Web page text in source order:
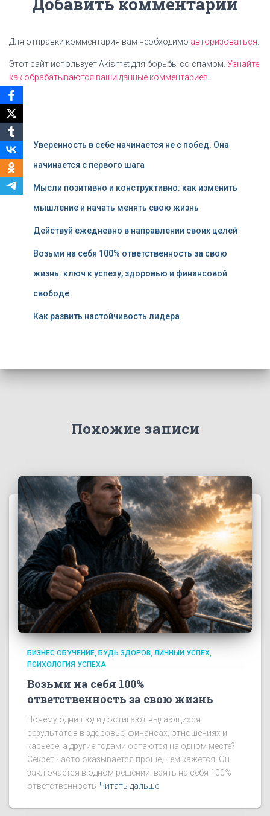
Для отправки комментария вам необходимо авторизоваться
Этот сайт использует Akismet для борьбы со спамом. Узнайте,
как обрабатываются ваши данные комментариев
Уверенность в себе начинается не с побед. Она
начинается с первого шага
Мысли позитивно и конструктивно: как изменить
мышление и начать менять свою жизнь
Действуй ежедневно в направлении своих целей
Возьми на себя 100% ответственность за свою
жизнь: ключ к успеху, здоровью и финансовой
свободе
Как развить настойчивость лидера
Похожие записи
БИЗНЕС ОБУЧЕНИЕ БУДЬ ЗДОРОВ ЛИЧНЫЙ УСПЕХ
ПСИХОЛОГИЯ УСПЕХА
Возьми на себя 100%
ответственность за свою жизнь
Почему одни люди достигают выдающихся
результатов в здоровье, финансах, отношениях и
карьере, а другие годами остаются на одном месте?
Секрет часто оказывается проще, чем кажется. Он
заключается в одном решении: взять на себя 100%
ответственность Читать дальше